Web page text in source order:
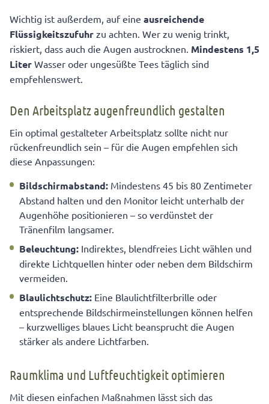
Wichtig ist außerdem, auf eine ausreichende
Flüssigkeitszufuhr zu achten. Wer zu wenig trinkt,
riskiert, dass auch die Augen austrocknen. Mindestens 1,5
Liter Wasser oder ungesüßte Tees täglich sind
empfehlenswert.
Den Arbeitsplatz augenfreundlich gestalten
Ein optimal gestalteter Arbeitsplatz sollte nicht nur
rückenfreundlich sein – für die Augen empfehlen sich
diese Anpassungen:
Bildschirmabstand: Mindestens 45 bis 80 Zentimeter
Abstand halten und den Monitor leicht unterhalb der
Augenhöhe positionieren – so verdünstet der
Tränenfilm langsamer.
Beleuchtung: Indirektes, blendfreies Licht wählen und
direkte Lichtquellen hinter oder neben dem Bildschirm
vermeiden.
Blaulichtschutz: Eine Blaulichtfilterbrille oder
entsprechende Bildschirmeinstellungen können helfen
– kurzwelliges blaues Licht beansprucht die Augen
stärker als andere Lichtfarben.
Raumklima und Luftfeuchtigkeit optimieren
Mit diesen einfachen Maßnahmen lässt sich das